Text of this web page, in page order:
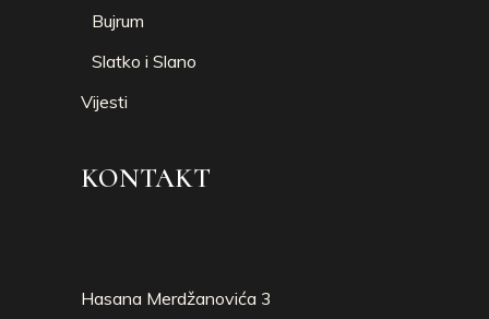
Bujrum
Slatko i Slano
Vijesti
KONTAKT
Hasana Merdžanovića 3